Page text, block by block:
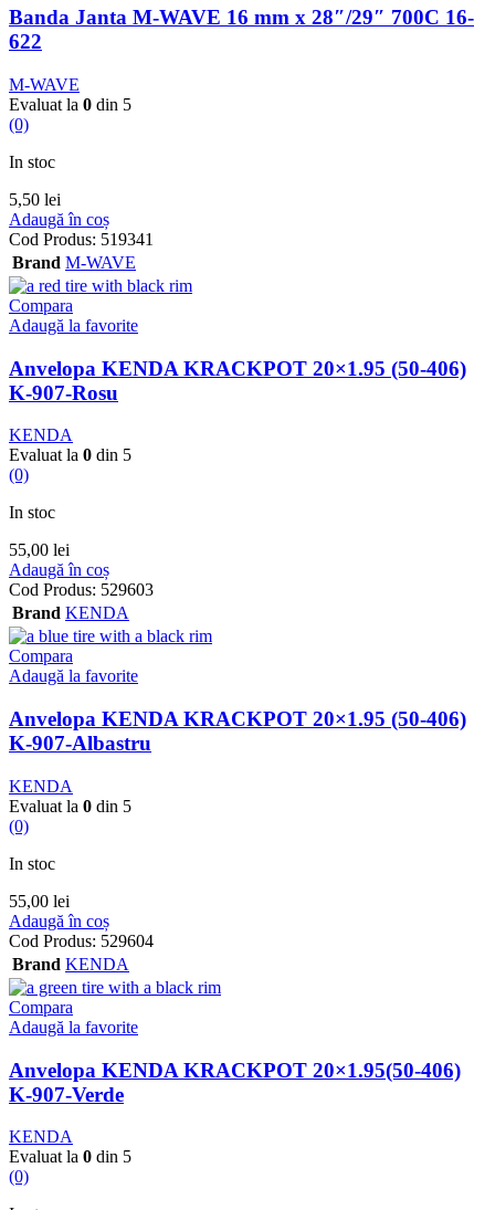
Banda Janta M-WAVE 16 mm x 28″/29″ 700C 16-
622
M-WAVE
Evaluat la 0 din 5
(0)
In stoc
5,50 lei
Adaugă în coș
Cod Produs: 519341
Brand M-WAVE
Compara
Adaugă la favorite
Anvelopa KENDA KRACKPOT 20×1.95 (50-406)
K-907-Rosu
KENDA
Evaluat la 0 din 5
(0)
In stoc
55,00 lei
Adaugă în coș
Cod Produs: 529603
Brand KENDA
Compara
Adaugă la favorite
Anvelopa KENDA KRACKPOT 20×1.95 (50-406)
K-907-Albastru
KENDA
Evaluat la 0 din 5
(0)
In stoc
55,00 lei
Adaugă în coș
Cod Produs: 529604
Brand KENDA
Compara
Adaugă la favorite
Anvelopa KENDA KRACKPOT 20×1.95(50-406)
K-907-Verde
KENDA
Evaluat la 0 din 5
(0)